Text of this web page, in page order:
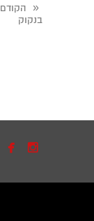
« הקודם
בנקוק
 